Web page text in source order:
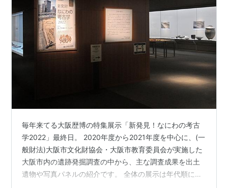
毎年来てる大阪歴博の特集展示「新発見！なにわの考古
学2022」最終日。 2020年度から2021年度を中心に、(一
般財法)大阪市文化財協会・大阪市教育委員会が実施した
大阪市内の遺跡発掘調査の中から、主な調査成果を出土
遺物や写真パネルの紹介です。 全体の展示は年代順に、